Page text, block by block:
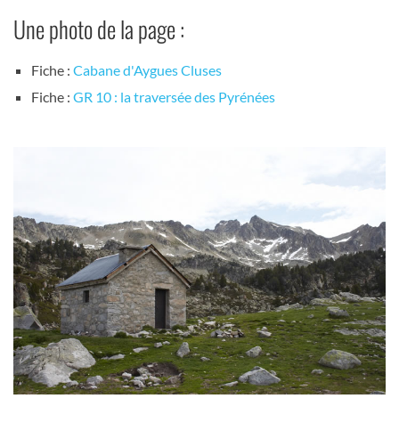
Une photo de la page :
Fiche : Cabane d'Aygues Cluses
Fiche : GR 10 : la traversée des Pyrénées